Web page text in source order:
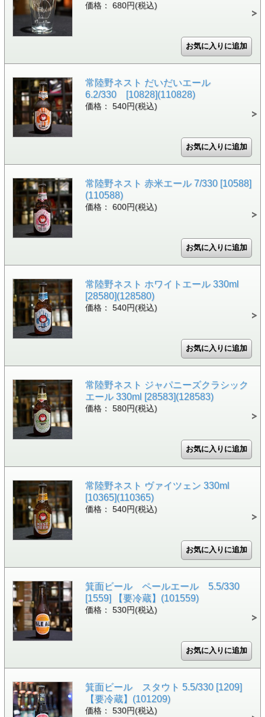
価格： 680円(税込)
常陸野ネスト だいだいエール
6.2/330 [10828](110828)
価格： 540円(税込)
常陸野ネスト 赤米エール 7/330 [10588]
(110588)
価格： 600円(税込)
常陸野ネスト ホワイトエール 330ml
[28580](128580)
価格： 540円(税込)
常陸野ネスト ジャパニーズクラシック
エール 330ml [28583](128583)
価格： 580円(税込)
常陸野ネスト ヴァイツェン 330ml
[10365](110365)
価格： 540円(税込)
箕面ビール ペールエール 5.5/330
[1559] 【要冷蔵】(101559)
価格： 530円(税込)
箕面ビール スタウト 5.5/330 [1209]
【要冷蔵】(101209)
価格： 530円(税込)